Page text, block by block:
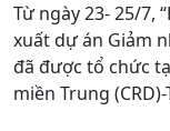
Từ ngày 23- 25/7,
xuất dự án Giảm
đã được tổ chức
miền Trung